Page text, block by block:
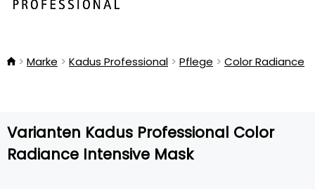
Marke Kadus Professional Pflege Color Radiance
Varianten Kadus Professional Color
Radiance Intensive Mask